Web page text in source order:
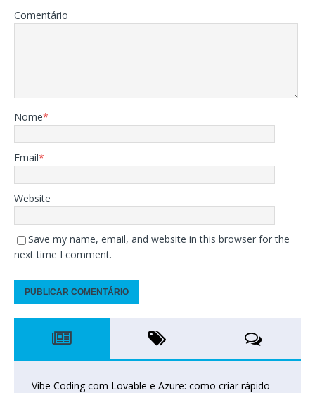
Comentário
Nome*
Email*
Website
Save my name, email, and website in this browser for the
next time I comment.
Vibe Coding com Lovable e Azure: como criar rápido